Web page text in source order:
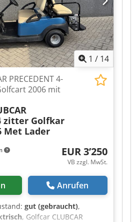
oder Probefahrt können Sie
Termin vereinbaren. Bitte
wir sind nicht ständig vor
Aizea Van de Wert Trading
3 5391 LR Nuland
1 / 14
PRECEDENT 4-
2006 mit
4 zitter Golfkar
Met Lader
EUR 3’250
VB zzgl. MwSt.
Anrufen
gut (gebraucht),
, Golfcar CLUBCAR